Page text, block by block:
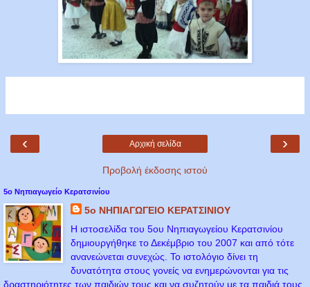
‹ ›
Αρχική σελίδα
Προβολή έκδοσης ιστού
5ο Νηπιαγωγείο Κερατσινίου
5ο ΝΗΠΙΑΓΩΓΕΙΟ ΚΕΡΑΤΣΙΝΙΟΥ
Η ιστοσελίδα του 5ου Νηπιαγωγείου Κερατσινίου
δημιουργήθηκε το Δεκέμβριο του 2007 και από τότε
ανανεώνεται συνεχώς. Το ιστολόγιο δίνει τη
δυνατότητα στους γονείς να ενημερώνονται για τις
δραστηριότητες των παιδιών τους και να συζητούν με τα παιδιά τους